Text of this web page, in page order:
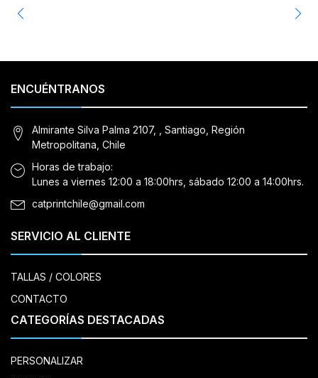
ENCUÉNTRANOS
Almirante Silva Palma 2107, , Santiago, Región
Metropolitana, Chile
Horas de trabajo:
Lunes a viernes 12:00 a 18:00hrs, sábado 12:00 a 14:00hrs.
catprintchile@gmail.com
SERVICIO AL CLIENTE
TALLAS / COLORES
CONTACTO
CATEGORÍAS DESTACADAS
PERSONALIZAR